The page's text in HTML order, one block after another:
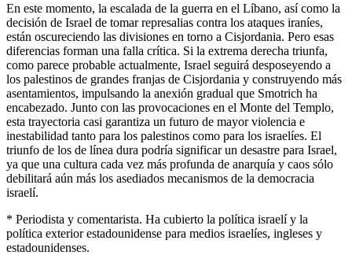
En este momento, la escalada de la guerra en el Líbano, así como la
decisión de Israel de tomar represalias contra los ataques iraníes,
están oscureciendo las divisiones en torno a Cisjordania. Pero esas
diferencias forman una falla crítica. Si la extrema derecha triunfa,
como parece probable actualmente, Israel seguirá desposeyendo a
los palestinos de grandes franjas de Cisjordania y construyendo más
asentamientos, impulsando la anexión gradual que Smotrich ha
encabezado. Junto con las provocaciones en el Monte del Templo,
esta trayectoria casi garantiza un futuro de mayor violencia e
inestabilidad tanto para los palestinos como para los israelíes. El
triunfo de los de línea dura podría significar un desastre para Israel,
ya que una cultura cada vez más profunda de anarquía y caos sólo
debilitará aún más los asediados mecanismos de la democracia
israelí.
* Periodista y comentarista. Ha cubierto la política israelí y la
política exterior estadounidense para medios israelíes, ingleses y
estadounidenses.